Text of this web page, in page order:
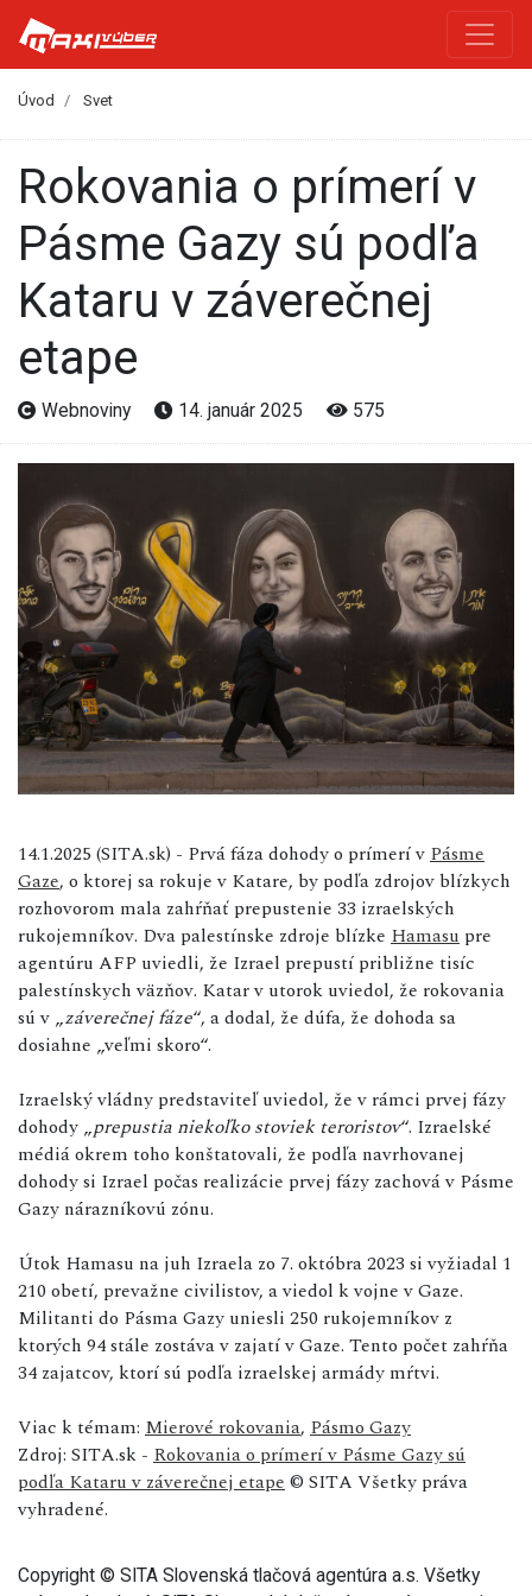
Úvod Svet
Rokovania o prímerí v
Pásme Gazy sú podľa
Kataru v záverečnej
etape
Webnoviny 14. január 2025 575
14.1.2025 (SITA.sk) - Prvá fáza dohody o prímerí v Pásme
Gaze, o ktorej sa rokuje v Katare, by podľa zdrojov blízkych
rozhovorom mala zahŕňať prepustenie 33 izraelských
rukojemníkov. Dva palestínske zdroje blízke Hamasu pre
agentúru AFP uviedli, že Izrael prepustí približne tisíc
palestínskych väzňov. Katar v utorok uviedol, že rokovania
sú v „záverečnej fáze“, a dodal, že dúfa, že dohoda sa
dosiahne „veľmi skoro“.
Izraelský vládny predstaviteľ uviedol, že v rámci prvej fázy
dohody „prepustia niekoľko stoviek teroristov“. Izraelské
médiá okrem toho konštatovali, že podľa navrhovanej
dohody si Izrael počas realizácie prvej fázy zachová v Pásme
Gazy nárazníkovú zónu.
Útok Hamasu na juh Izraela zo 7. októbra 2023 si vyžiadal 1
210 obetí, prevažne civilistov, a viedol k vojne v Gaze.
Militanti do Pásma Gazy uniesli 250 rukojemníkov z
ktorých 94 stále zostáva v zajatí v Gaze. Tento počet zahŕňa
34 zajatcov, ktorí sú podľa izraelskej armády mŕtvi.
Viac k témam: Mierové rokovania, Pásmo Gazy
Zdroj: SITA.sk - Rokovania o prímerí v Pásme Gazy sú
podľa Kataru v záverečnej etape © SITA Všetky práva
vyhradené.
Copyright © SITA Slovenská tlačová agentúra a.s. Všetky